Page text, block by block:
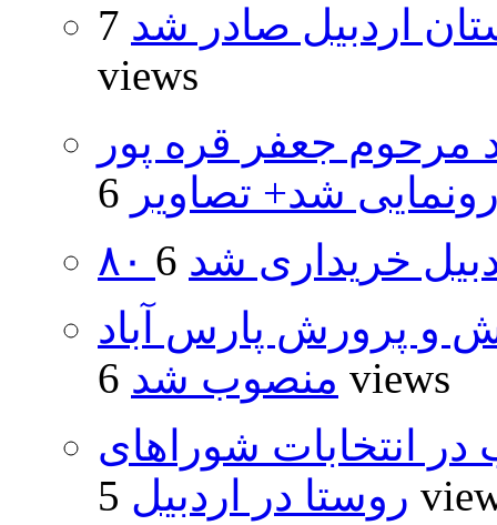
اردبیل صادر شد 7
views
مرحوم جعفر قره پور
شد+ تصاویر
خریداری شد
و پرورش پارس آباد
منصوب شد 6 views
۵۰۰۰ داوطلب در انتخابات شوراهای
روستا در اردبیل 5